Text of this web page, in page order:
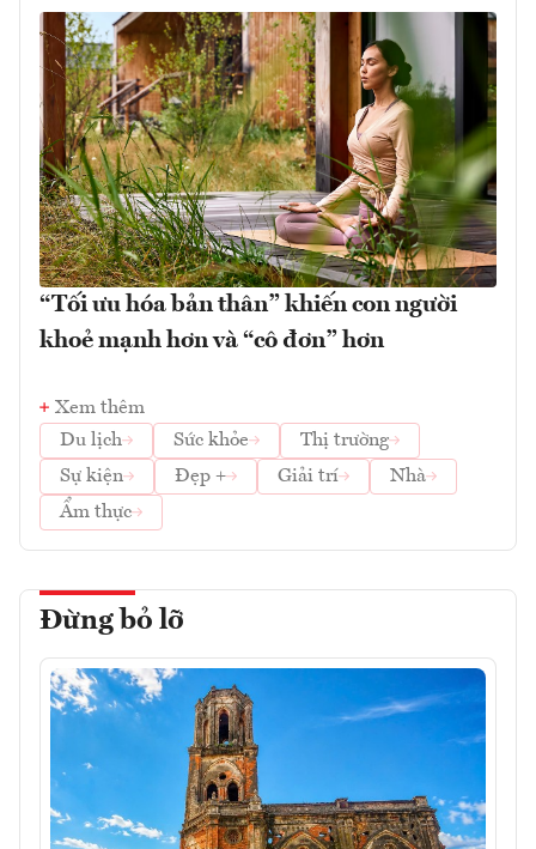
“Tối ưu hóa bản thân” khiến con người
khoẻ mạnh hơn và “cô đơn” hơn
Xem thêm
Du lịch
Sức khỏe
Thị trường
Sự kiện
Đẹp + Giải trí
Nhà
Ẩm thực
Đừng bỏ lỡ